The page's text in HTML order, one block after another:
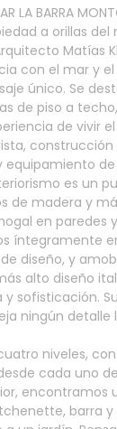
LA BARRA
a orillas del
Matías
con el mar y
único. Se
de piso a
de vivir
equipamiento
es un
de madera y
en paredes
íntegramente
diseño, y
alto diseño
sofisticación.
ningún detalle
niveles,
cada uno
encontramos
barra